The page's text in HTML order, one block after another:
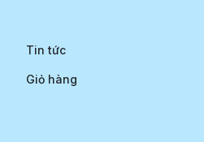
Tin tức
Giỏ hàng